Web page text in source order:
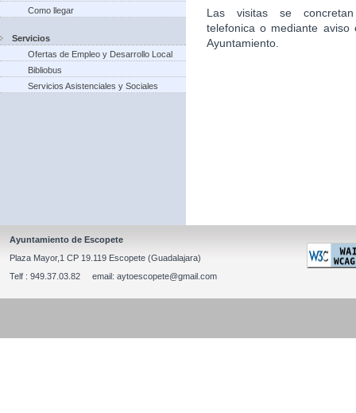
Como llegar
Servicios
Ofertas de Empleo y Desarrollo Local
Bibliobus
Servicios Asistenciales y Sociales
Las visitas se
telefonica o mediante aviso
Ayuntamiento.
Ayuntamiento de Escopete
Plaza Mayor,1 CP 19.119 Escopete (Guadalajara)
Telf : 949.37.03.82 email: aytoescopete@gmail.com